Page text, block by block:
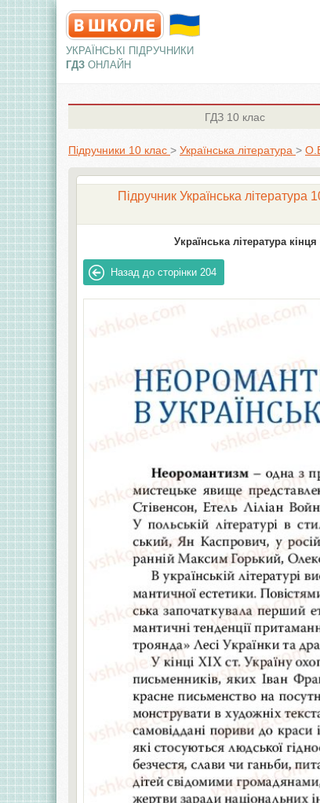
УКРАЇНСЬКІ ПІДРУЧНИКИ
ГДЗ ОНЛАЙН
ГДЗ 10 клас
Підручники 10 клас > Українська література >
Підручник Українська
Українська література
Назад до сторінки 204